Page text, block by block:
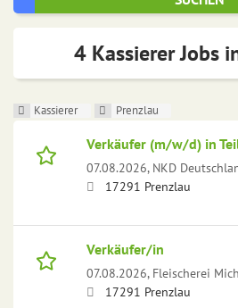
4 Kassierer Jobs
Kassierer Prenzlau
Verkäufer (m/w/d) in
07.08.2026, NKD
17291 Prenzlau
Verkäufer/in
07.08.2026, Fleischerei
17291 Prenzlau